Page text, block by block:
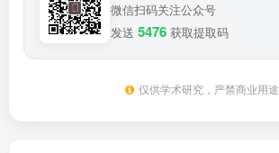
微信扫码关注公众号
发送 5476 获取提取码
仅供学术研究，严禁商业用途